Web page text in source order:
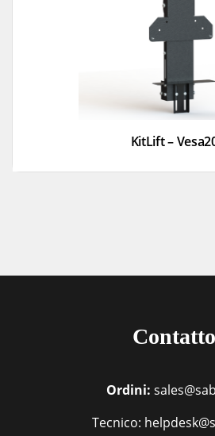
KitLift –
Contatto
Ordini:
Tecnico: